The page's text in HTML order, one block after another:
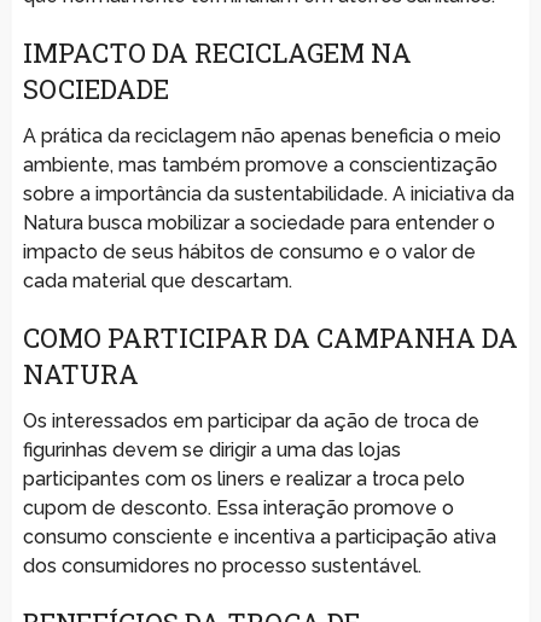
IMPACTO DA RECICLAGEM NA
SOCIEDADE
A prática da reciclagem não apenas beneficia o meio
ambiente, mas também promove a conscientização
sobre a importância da sustentabilidade. A iniciativa da
Natura busca mobilizar a sociedade para entender o
impacto de seus hábitos de consumo e o valor de
cada material que descartam.
COMO PARTICIPAR DA CAMPANHA DA
NATURA
Os interessados em participar da ação de troca de
figurinhas devem se dirigir a uma das lojas
participantes com os liners e realizar a troca pelo
cupom de desconto. Essa interação promove o
consumo consciente e incentiva a participação ativa
dos consumidores no processo sustentável.